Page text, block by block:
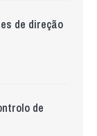
de direção
de